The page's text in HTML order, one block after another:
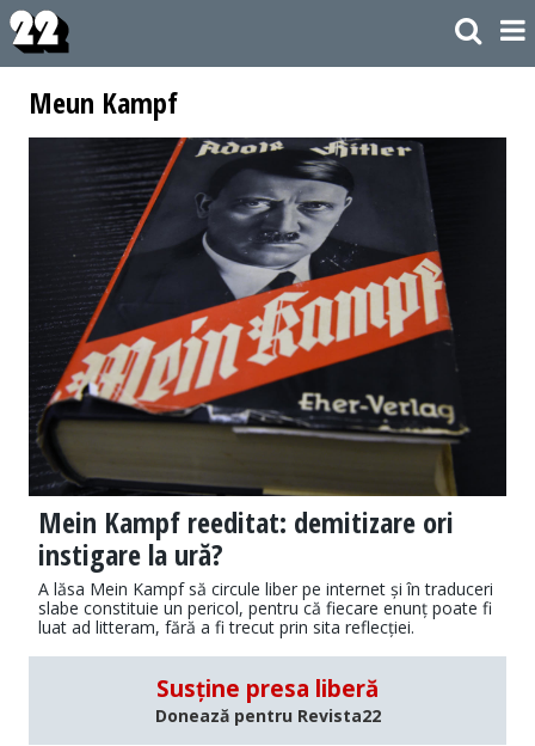
Meun Kampf
Mein Kampf reeditat: demitizare ori
instigare la ură?
A lăsa Mein Kampf să circule liber pe internet și în traduceri
slabe constituie un pericol, pentru că fiecare enunț poate fi
luat ad litteram, fără a fi trecut prin sita reflecției.
Susține presa liberă
Donează pentru Revista22